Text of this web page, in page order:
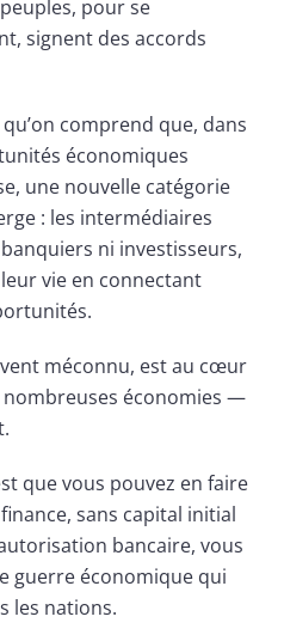
pour se
signent des accords
comprend que, dans
économiques
une nouvelle catégorie
: les intermédiaires
ni investisseurs,
vie en connectant
méconnu, est au cœur
économies —
que vous pouvez en faire
sans capital initial
bancaire, vous
guerre économique qui
les nations.